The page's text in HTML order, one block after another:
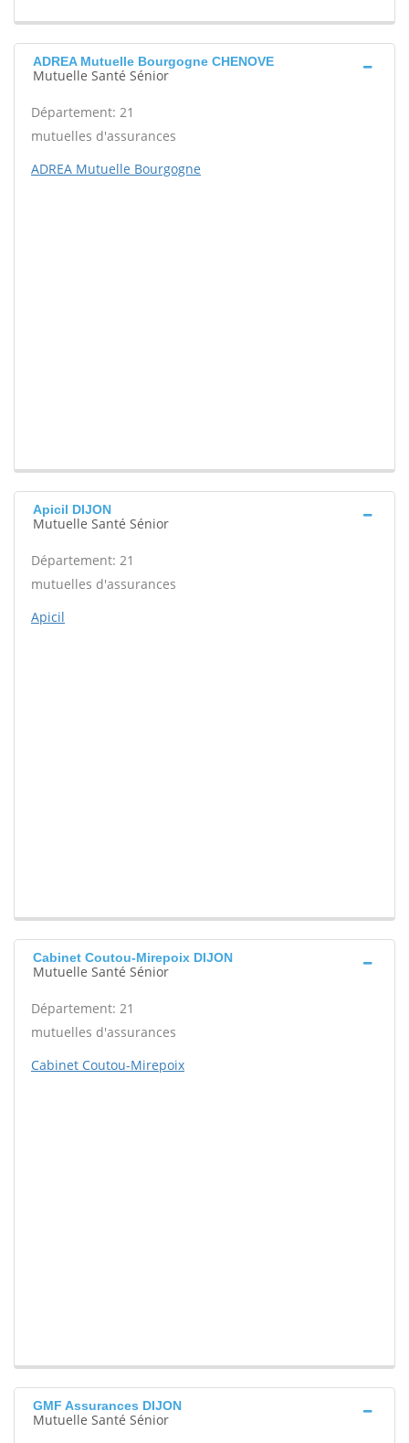
ADREA Mutuelle Bourgogne CHENOVE
Mutuelle Santé Sénior
Département: 21
mutuelles d'assurances
ADREA Mutuelle Bourgogne
Apicil DIJON
Mutuelle Santé Sénior
Département: 21
mutuelles d'assurances
Apicil
Cabinet Coutou-Mirepoix DIJON
Mutuelle Santé Sénior
Département: 21
mutuelles d'assurances
Cabinet Coutou-Mirepoix
GMF Assurances DIJON
Mutuelle Santé Sénior